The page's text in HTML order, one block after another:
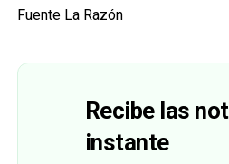
Fuente La Razón
Recibe las
instante